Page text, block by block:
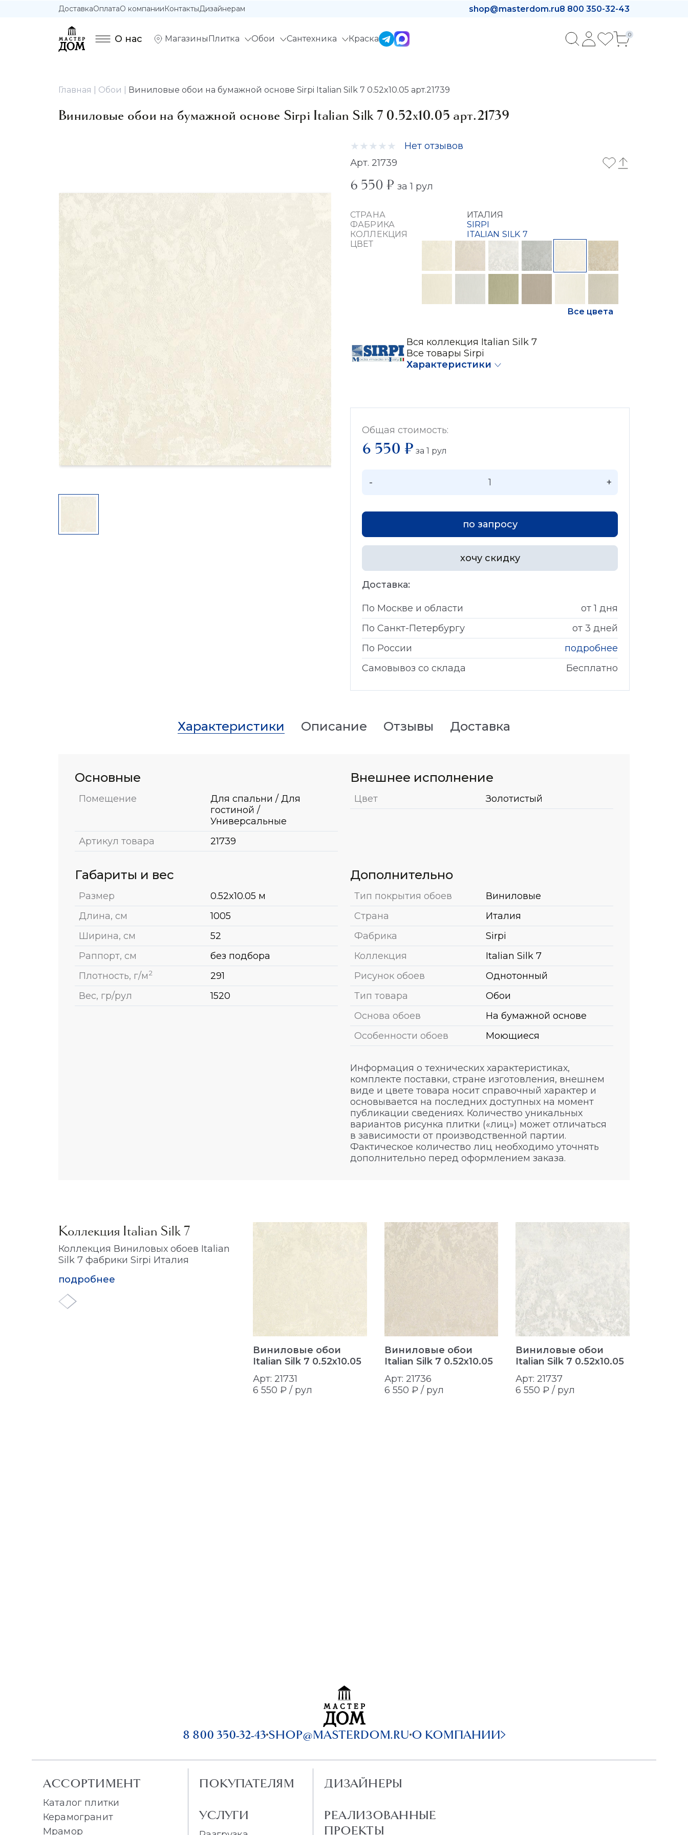
ДоставкаОплатаО компанииКонтактыДизайнерам shop@masterdom.ru8 800 350-32-43
О нас Магазины Плитка Обои Сантехника Краска 0
Главная Обои Виниловые обои на бумажной основе Sirpi Italian Silk 7 0.52x10.05 арт.21739
Виниловые обои на бумажной основе Sirpi Italian Silk 7 0.52x10.05 арт.21739
Нет отзывов
Арт. 21739
6 550 ₽ за 1 рул
СТРАНА
ИТАЛИЯ
ФАБРИКА
SIRPI
КОЛЛЕКЦИЯ
ITALIAN SILK 7
ЦВЕТ
Все цвета
Вся коллекция Italian Silk 7
Все товары Sirpi
Характеристики
Общая стоимость:
6 550 ₽ за 1 рул
- +
по запросу
хочу скидку
Доставка:
По Москве и области
от 1 дня
По Санкт-Петербургу
от 3 дней
По России
подробнее
Самовывоз со склада
Бесплатно
Характеристики Описание Отзывы Доставка
Основные
Помещение
Для спальни / Для
гостиной /
Универсальные
Артикул товара
21739
Внешнее исполнение
Цвет Золотистый
Габариты и вес
Размер
0.52x10.05 м
Длина, см
1005
Ширина, см
52
Раппорт, см
без подбора
Плотность, г/м2
291
Вес, гр/рул
1520
Дополнительно
Тип покрытия обоев
Виниловые
Страна
Италия
Фабрика
Sirpi
Коллекция
Italian Silk 7
Рисунок обоев
Однотонный
Тип товара
Обои
Основа обоев
На бумажной основе
Особенности обоев
Моющиеся
Информация о технических характеристиках,
комплекте поставки, стране изготовления, внешнем
виде и цвете товара носит справочный характер и
основывается на последних доступных на момент
публикации сведениях. Количество уникальных
вариантов рисунка плитки («лиц») может отличаться
в зависимости от производственной партии.
Фактическое количество лиц необходимо уточнять
дополнительно перед оформлением заказа.
Коллекция Italian Silk 7
Коллекция Виниловых обоев Italian
Silk 7 фабрики Sirpi Италия
подробнее
Виниловые обои
Italian Silk 7 0.52x10.05
Арт: 21731
6 550 ₽ / рул
Виниловые обои
Italian Silk 7 0.52x10.05
Арт: 21736
6 550 ₽ / рул
Виниловые обои
Italian Silk 7 0.52x10.05
Арт: 21737
6 550 ₽ / рул
8 800 350-32-43SHOP@MASTERDOM.RUО КОМПАНИИ
АССОРТИМЕНТ
Каталог плитки
Керамогранит
Мрамор
ПОКУПАТЕЛЯМ
УСЛУГИ
ДИЗАЙНЕРЫ
РЕАЛИЗОВАННЫЕ
ПРОЕКТЫ